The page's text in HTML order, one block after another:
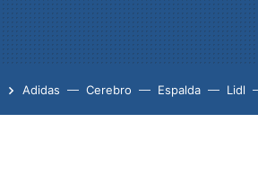
Adidas Cerebro Espalda Lidl